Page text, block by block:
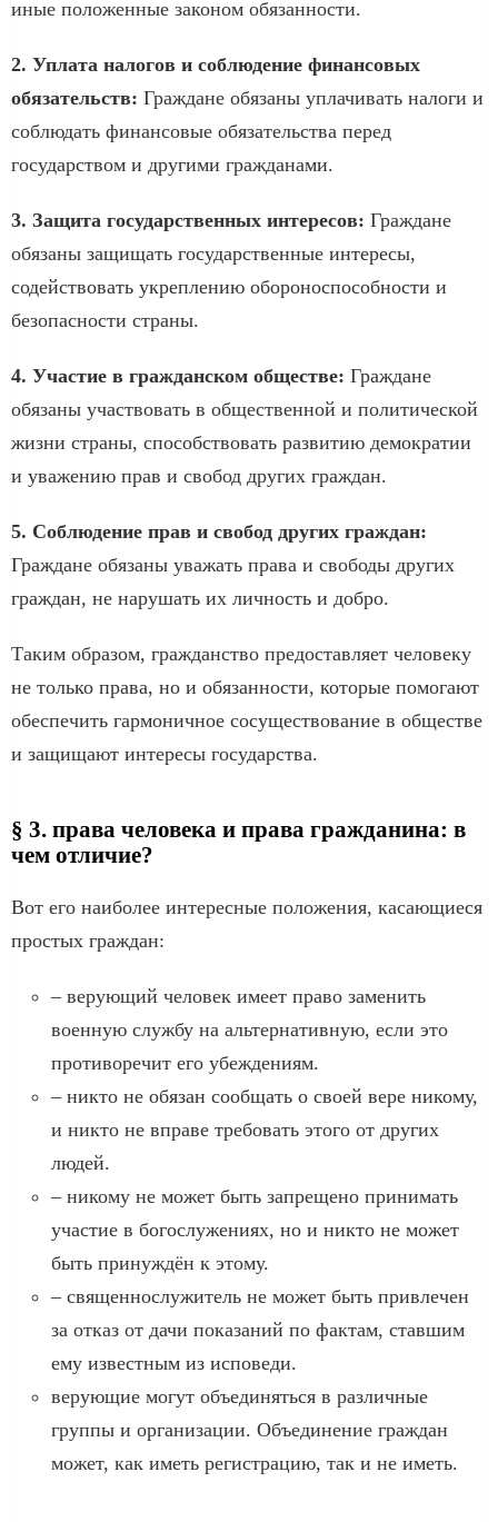
иные положенные законом обязанности.
2. Уплата налогов и соблюдение финансовых
обязательств: Граждане обязаны уплачивать налоги и
соблюдать финансовые обязательства перед
государством и другими гражданами.
3. Защита государственных интересов: Граждане
обязаны защищать государственные интересы,
содействовать укреплению обороноспособности и
безопасности страны.
4. Участие в гражданском обществе: Граждане
обязаны участвовать в общественной и политической
жизни страны, способствовать развитию демократии
и уважению прав и свобод других граждан.
5. Соблюдение прав и свобод других граждан:
Граждане обязаны уважать права и свободы других
граждан, не нарушать их личность и добро.
Таким образом, гражданство предоставляет человеку
не только права, но и обязанности, которые помогают
обеспечить гармоничное сосуществование в обществе
и защищают интересы государства.
§ 3. права человека и права гражданина: в
чем отличие?
Вот его наиболее интересные положения, касающиеся
простых граждан:
– верующий человек имеет право заменить
военную службу на альтернативную, если это
противоречит его убеждениям.
– никто не обязан сообщать о своей вере никому,
и никто не вправе требовать этого от других
людей.
– никому не может быть запрещено принимать
участие в богослужениях, но и никто не может
быть принуждён к этому.
– священнослужитель не может быть привлечен
за отказ от дачи показаний по фактам, ставшим
ему известным из исповеди.
верующие могут объединяться в различные
группы и организации. Объединение граждан
может, как иметь регистрацию, так и не иметь.